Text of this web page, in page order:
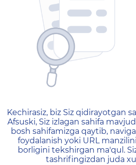
404 —
Kechirasiz, biz Siz qidirayotgan
Afsuski, Siz izlagan sahifa
bosh sahifamizga qaytib,
foydalanish yoki URL
borligini tekshirgan ma'qul.
tashrifingizdan juda